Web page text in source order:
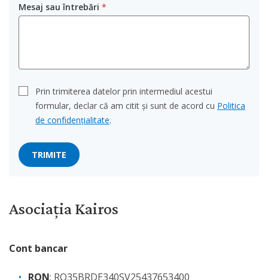
Mesaj sau întrebări *
Prin trimiterea datelor prin intermediul acestui
formular, declar că am citit și sunt de acord cu Politica
de confidențialitate.
Asociația Kairos
Cont bancar
RON: RO35BRDE340SV25437653400